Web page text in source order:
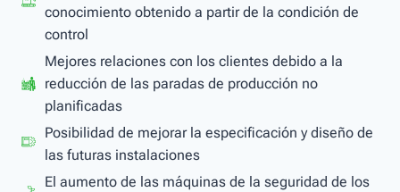
conocimiento obtenido a partir de la condición de
control
Mejores relaciones con los clientes debido a la
reducción de las paradas de producción no
planificadas
Posibilidad de mejorar la especificación y diseño de
las futuras instalaciones
El aumento de las máquinas de la seguridad de los